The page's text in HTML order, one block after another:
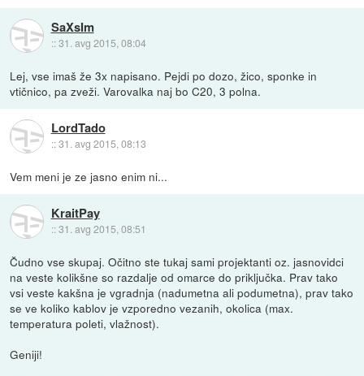
SaXsIm
::31. avg 2015, 08:04
Lej, vse imaš že 3x napisano. Pejdi po dozo, žico, sponke in
vtičnico, pa zveži. Varovalka naj bo C20, 3 polna.
LordTado
::31. avg 2015, 08:13
Vem meni je ze jasno enim ni...
KraitPay
::31. avg 2015, 08:51
Čudno vse skupaj. Očitno ste tukaj sami projektanti oz. jasnovidci
na veste kolikšne so razdalje od omarce do priključka. Prav tako
vsi veste kakšna je vgradnja (nadumetna ali podumetna), prav tako
se ve koliko kablov je vzporedno vezanih, okolica (max.
temperatura poleti, vlažnost).
Geniji!